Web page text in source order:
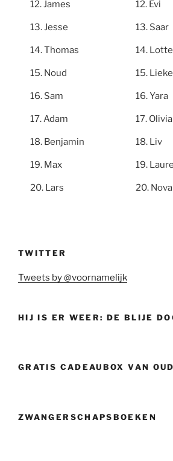
James
Jesse
Thomas
Noud
Sam
Adam
Benjamin
Max
Lars
Evi
Saar
Lotte
Lieke
Yara
Olivia
Liv
Nova
TWITTER
Tweets by @voornamelijk
HIJ IS ER WEER: DE BLIJE
GRATIS CADEAUBOX VAN
ZWANGERSCHAPSBOEKEN